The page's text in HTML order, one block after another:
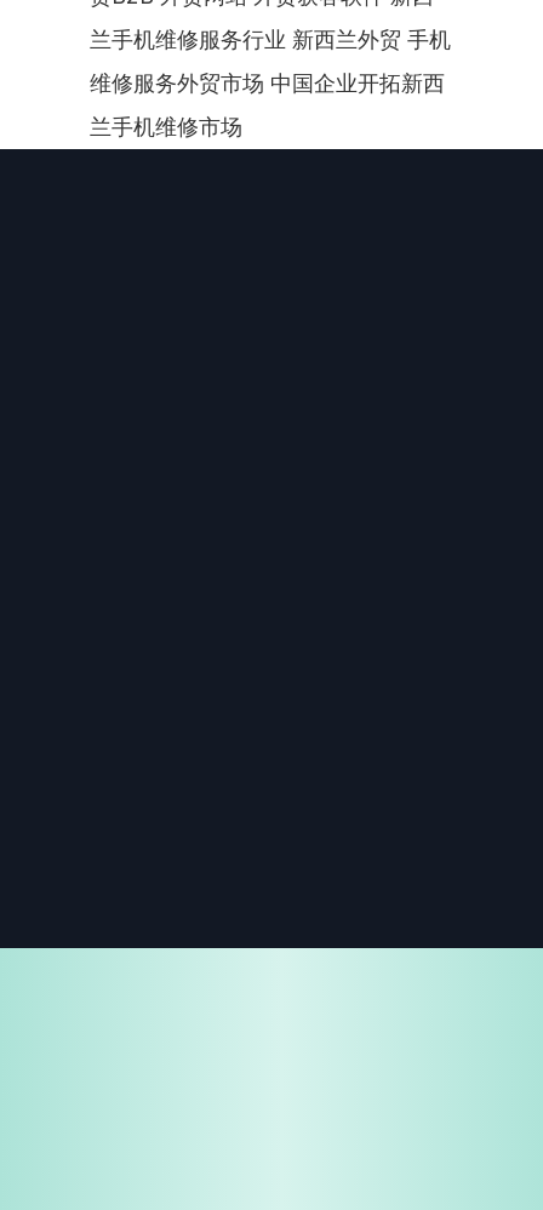
兰手机维修服务行业 新西兰外贸 手机
维修服务外贸市场 中国企业开拓新西
兰手机维修市场